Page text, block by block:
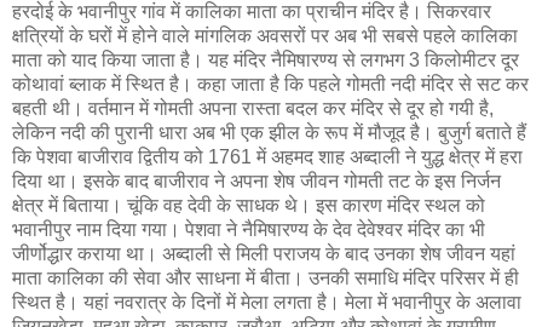
हरदोई के भवानीपुर गांव में कालिका माता का प्राचीन मंदिर है। सिकरवार
क्षत्रियों के घरों में होने वाले मांगलिक अवसरों पर अब भी सबसे पहले कालिका
माता को याद किया जाता है। यह मंदिर नैमिषारण्य से लगभग 3 किलोमीटर दूर
कोथावां ब्लाक में स्थित है। कहा जाता है कि पहले गोमती नदी मंदिर से सट कर
बहती थी। वर्तमान में गोमती अपना रास्ता बदल कर मंदिर से दूर हो गयी है,
लेकिन नदी की पुरानी धारा अब भी एक झील के रूप में मौजूद है। बुजुर्ग बताते हैं
कि पेशवा बाजीराव द्वितीय को 1761 में अहमद शाह अब्दाली ने युद्ध क्षेत्र में हरा
दिया था। इसके बाद बाजीराव ने अपना शेष जीवन गोमती तट के इस निर्जन
क्षेत्र में बिताया। चूंकि वह देवी के साधक थे। इस कारण मंदिर स्थल को
भवानीपुर नाम दिया गया। पेशवा ने नैमिषारण्य के देव देवेश्वर मंदिर का भी
जीर्णोद्धार कराया था। अब्दाली से मिली पराजय के बाद उनका शेष जीवन यहां
माता कालिका की सेवा और साधना में बीता। उनकी समाधि मंदिर परिसर में ही
स्थित है। यहां नवरात्र के दिनों में मेला लगता है। मेला में भवानीपुर के अलावा